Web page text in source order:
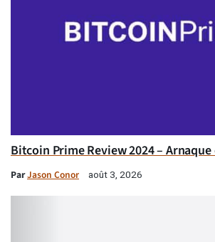
Bitcoin Prime Review 2024 –
ParJason Conor août 3, 2026